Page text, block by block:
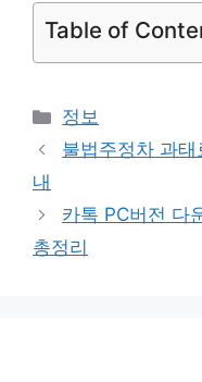
Table of
카
테
정보
불법주정차 과
내
카톡 PC버전 다
총정리